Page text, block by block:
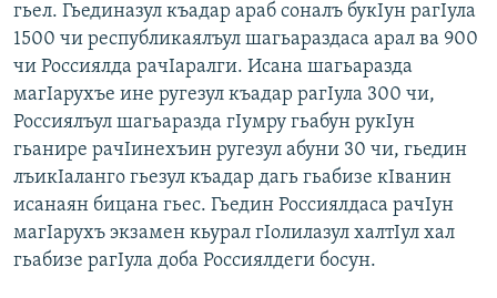
гьел. Гьединазул къадар араб соналъ букIун рагIула
1500 чи республикаялъул шагьараздаса арал ва 900
чи Россиялда рачIаралги. Исана шагьаразда
магIарухъе ине ругезул къадар рагIула 300 чи,
Россиялъул шагьаразда гIумру гьабун рукIун
гьанире рачIинехъин ругезул абуни 30 чи, гьедин
лъикIаланго гьезул къадар дагь гьабизе кIванин
исанаян бицана гьес. Гьедин Россиялдаса рачIун
магIарухъ экзамен кьурал гIолилазул халтIул хал
гьабизе рагIула доба Россиялдеги босун.